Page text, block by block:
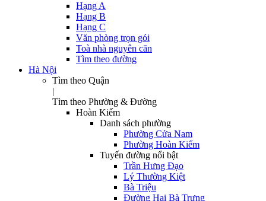
Hạng A
Hạng B
Hạng C
Văn phòng trọn gói
Toà nhà nguyên căn
Tìm theo đường
Hà Nội
Tìm theo Quận
|
Tìm theo Phường & Đường
Hoàn Kiếm
Danh sách phường
Phường Cửa Nam
Phường Hoàn Kiếm
Tuyến đường nổi bật
Trần Hưng Đạo
Lý Thường Kiệt
Bà Triệu
Đường Hai Bà Trưng